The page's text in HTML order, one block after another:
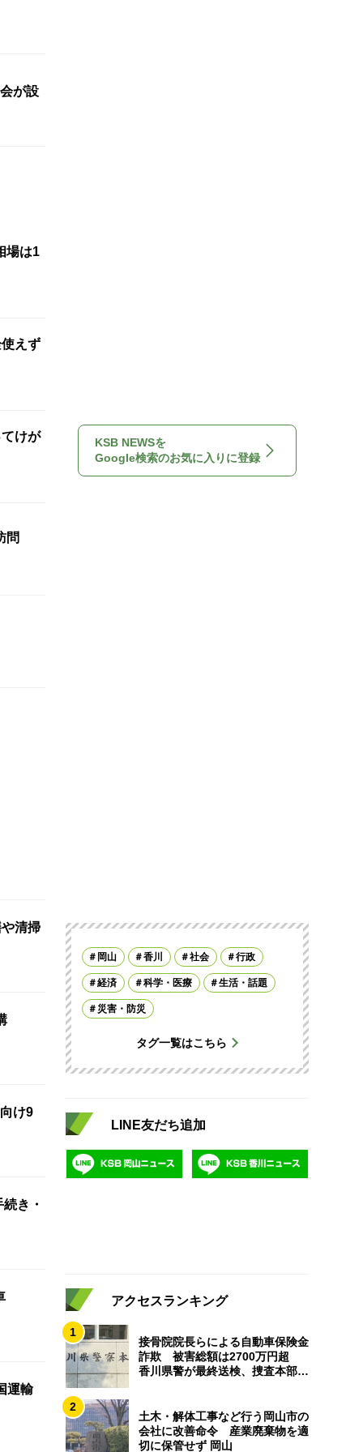
が設
場は1
えず
けが
問
清掃
け9
き・
運輸
KSB NEWSを
Google検索のお気に入りに登録
岡山 香川 社会 行政
経済 科学・医療 生活・話題
災害・防災
タグ一覧はこちら
LINE友だち追加
アクセスランキング
1
接骨院院長らによる自動車保険金
詐欺 被害総額は2700万円超
香川県警が最終送検、捜査本部解
2
土木・解体工事など行う岡山市の
会社に改善命令 産業廃棄物を適
切に保管せず 岡山